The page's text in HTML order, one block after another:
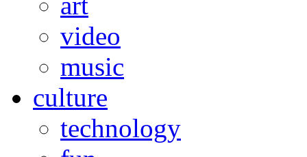
video
music
culture
technology